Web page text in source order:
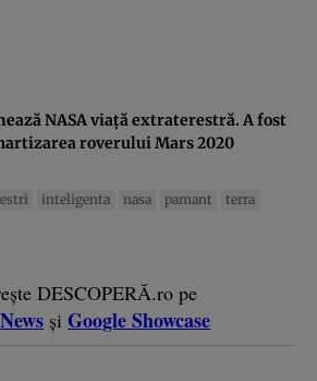
NASA viaţă extraterestră. A fost
roverului Mars 2020
inteligenta nasa pamant
terra
DESCOPERĂ.ro pe
și Google Showcase